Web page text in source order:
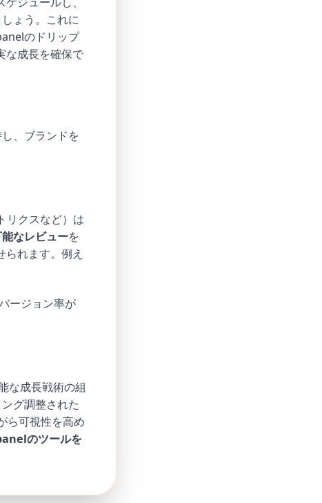
ょう。これに
のドリップ
な成長を確保で
、ブランドを
リクスなど）は
なレビューを
れます。例え
ージョン率が
な成長戦術の組
グ調整された
ら可視性を高め
のツールを